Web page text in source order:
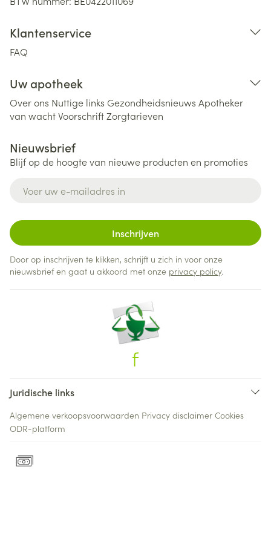
Klantenservice
FAQ
Uw apotheek
Over ons Nuttige links Gezondheidsnieuws Apotheker
van wachtVoorschriftZorgtarieven
Nieuwsbrief
Blijf op de hoogte van nieuwe producten en promoties
Inschrijven
Door op inschrijven te klikken, schrijft u zich in voor onze
nieuwsbrief en gaat u akkoord met onze privacy policy.
Juridische links
Algemene verkoopsvoorwaarden Privacy disclaimer Cookies
ODR-platform